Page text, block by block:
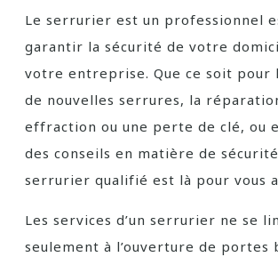
Le serrurier est un professionnel
garantir la sécurité de votre
votre entreprise. Que ce soit pour
de nouvelles serrures, la
effraction ou une perte de clé, ou
des conseils en matière de
serrurier qualifié est là pour vous
Les services d’un serrurier ne se
seulement à l’ouverture de portes